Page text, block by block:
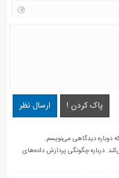
ارسال نظر پاک کردن !
دوباره دیدگاهی می‌نویسم.
درباره چگونگی پردازش داده‌های